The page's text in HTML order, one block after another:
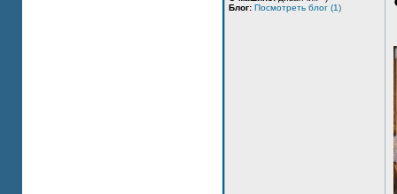
Блог: Посмотреть блог (1)